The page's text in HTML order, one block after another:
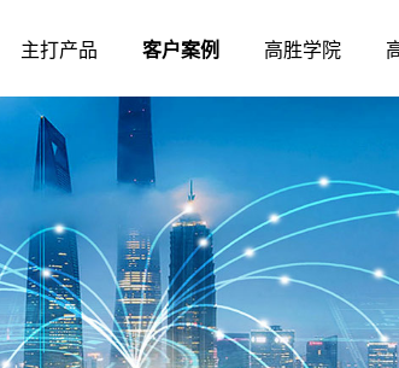
主打产品 客户案例 高胜学院